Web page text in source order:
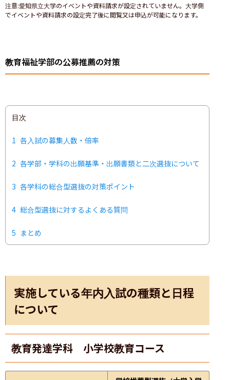
注意:愛知県立大学のイベントや資料請求が設定されていません。大学側
でイベントや資料請求の設定完了後に閲覧又は申込が可能になります。
教育福祉学部の公募推薦の対策
目次
1 各入試の募集人数・倍率
2 各学部・学科の出願基準・出願書類と二次選抜について
3 各学科の総合型選抜の対策ポイント
4 総合型選抜に対するよくある質問
5 まとめ
実施している年内入試の種類と日程
について
教育発達学科 小学校教育コース